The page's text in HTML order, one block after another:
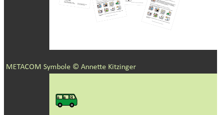
METACOM Symbole © Annette Kitzinger